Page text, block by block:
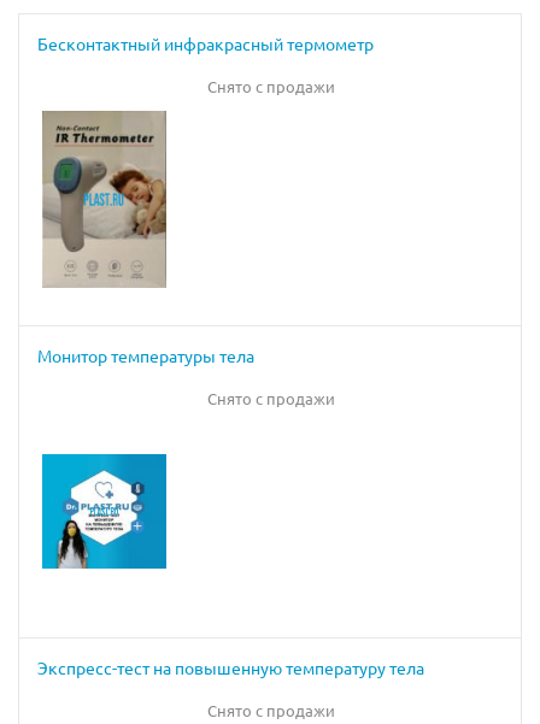
Бесконтактный инфракрасный термометр
Снято с продажи
Монитор температуры тела
Снято с продажи
Экспресс-тест на повышенную температуру тела
Снято с продажи